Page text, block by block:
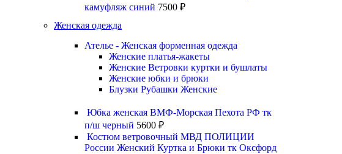
камуфляж синий 7500 ₽
Женская одежда
Ателье - Женская форменная одежда
Женские платья-жакеты
Женские Ветровки куртки и бушлаты
Женские юбки и брюки
Блузки Рубашки Женские
Юбка женская ВМФ-Морская Пехота РФ тк
п/ш черный 5600 ₽
Костюм ветровочный МВД ПОЛИЦИИ
России Женский Куртка и Брюки тк Оксфорд